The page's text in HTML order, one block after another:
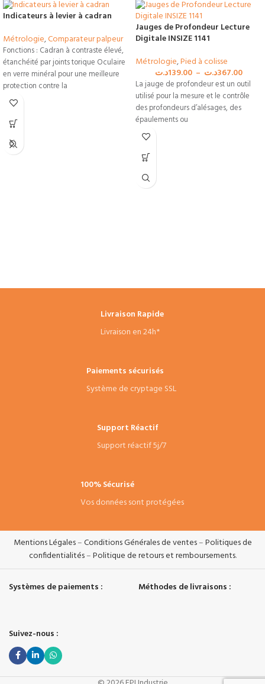
de Ø20 mm et son certificat de
contrôle officiel.
Indicateurs à levier à cadran
Métrologie,Comparateur palpeur
Fonctions : Cadran à contraste élevé,
étanchéité par joints torique Oculaire
en verre minéral pour une meilleure
protection contre la
Jauges de Profondeur Lecture
Digitale INSIZE 1141
Métrologie,Pied à colisse
139.00د.ت – 367.00د.ت
La jauge de profondeur est un outil
utilisé pour la mesure et le contrôle
des profondeurs d’alésages, des
épaulements ou
Livraison Rapide
Livraison en 24h*
Paiements sécurisés
Système de cryptage SSL
Support Réactif
Support réactif 5j/7
100% Sécurisé
Vos données sont protégées
Mentions Légales–Conditions Générales de ventes–Politiques de
confidentialités–Politique de retours et remboursements.
Systèmes de paiements : Méthodes de livraisons :
Suivez-nous :